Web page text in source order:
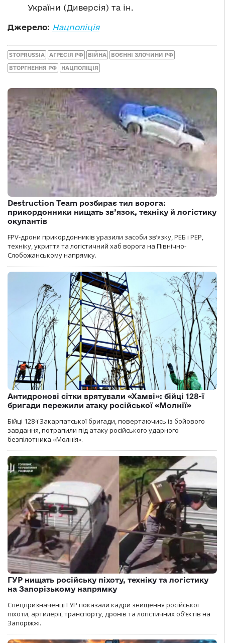
України (Диверсія) та ін.
Джерело: Нацполіція
STOPRUSSIA АГРЕСІЯ РФ ВІЙНА ВОЄННІ ЗЛОЧИНИ РФ
ВТОРГНЕННЯ РФ НАЦПОЛІЦІЯ
Destruction Team розбирає тил ворога:
прикордонники нищать зв’язок, техніку й логістику
окупантів
FPV-дрони прикордонників уразили засоби зв’язку, РЕБ і РЕР,
техніку, укриття та логістичний хаб ворога на Північно-
Слобожанському напрямку.
Антидронові сітки врятували «Хамві»: бійці 128-ї
бригади пережили атаку російської «Молнії»
Бійці 128-ї Закарпатської бригади, повертаючись із бойового
завдання, потрапили під атаку російського ударного
безпілотника «Молнія».
ГУР нищать російську піхоту, техніку та логістику
на Запорізькому напрямку
Спецпризначенці ГУР показали кадри знищення російської
піхоти, артилерії, транспорту, дронів та логістичних об’єктів на
Запоріжжі.